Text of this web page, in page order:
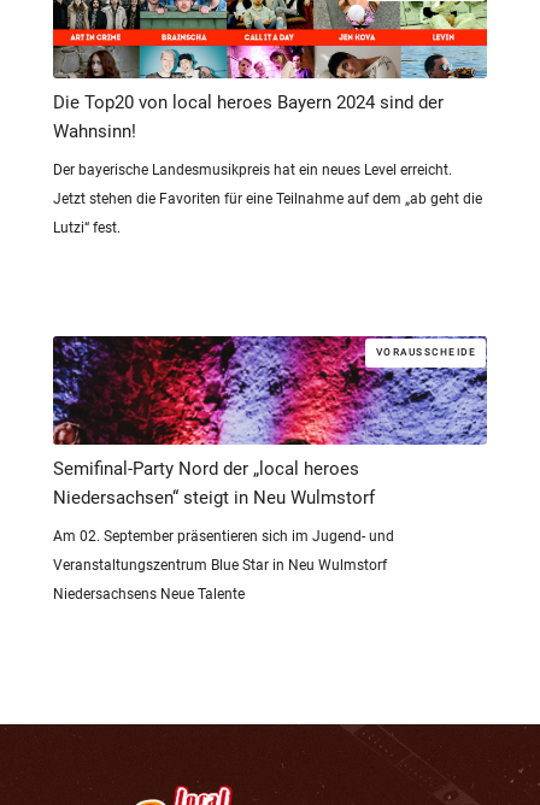
Die Top20 von local heroes Bayern 2024 sind der
Wahnsinn!
Der bayerische Landesmusikpreis hat ein neues Level erreicht.
Jetzt stehen die Favoriten für eine Teilnahme auf dem „ab geht die
Lutzi“ fest.
VORAUSSCHEIDE
Semifinal-Party Nord der „local heroes
Niedersachsen“ steigt in Neu Wulmstorf
Am 02. September präsentieren sich im Jugend- und
Veranstaltungszentrum Blue Star in Neu Wulmstorf
Niedersachsens Neue Talente